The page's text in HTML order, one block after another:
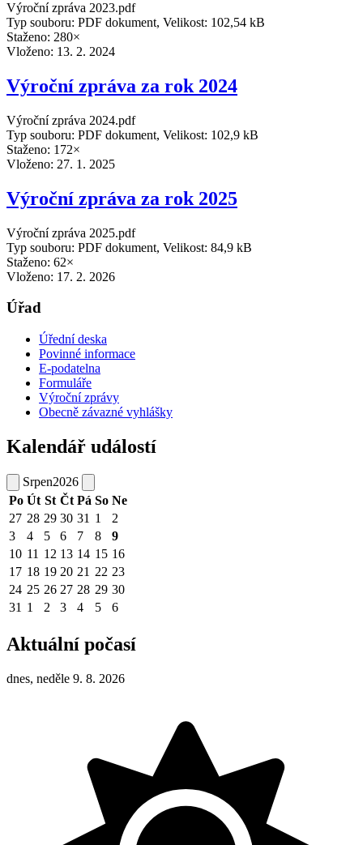
Výroční zpráva 2023.pdf
Typ souboru: PDF dokument, Velikost: 102,54 kB
Staženo: 280×
Vloženo: 13. 2. 2024
Výroční zpráva za rok 2024
Výroční zpráva 2024.pdf
Typ souboru: PDF dokument, Velikost: 102,9 kB
Staženo: 172×
Vloženo: 27. 1. 2025
Výroční zpráva za rok 2025
Výroční zpráva 2025.pdf
Typ souboru: PDF dokument, Velikost: 84,9 kB
Staženo: 62×
Vloženo: 17. 2. 2026
Úřad
Úřední deska
Povinné informace
E-podatelna
Formuláře
Výroční zprávy
Obecně závazné vyhlášky
Kalendář událostí
Srpen2026
Po Út St Čt Pá So Ne
27 28 29 30 31 1
2
3
4 5 6 7 8
9
10 11 12 13 14 15 16
17 18 19 20 21 22 23
24 25 26 27 28 29 30
31 1 2 3 4 5 6
Aktuální počasí
dnes, neděle 9. 8. 2026